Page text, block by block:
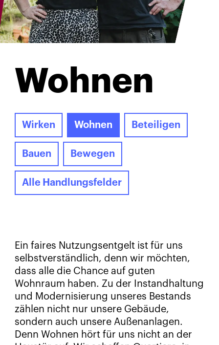
Wohnen
Ein faires Nutzungsentgelt ist für uns
selbstverständlich, denn wir möchten,
dass alle die Chance auf guten
Wohnraum haben. Zu der Instandhaltung
und Modernisierung unseres Bestands
zählen nicht nur unsere Gebäude,
sondern auch unsere Außenanlagen.
Denn Wohnen hört für uns nicht an der
Wirken Wohnen Beteiligen
Bauen Bewegen
Alle Handlungsfelder